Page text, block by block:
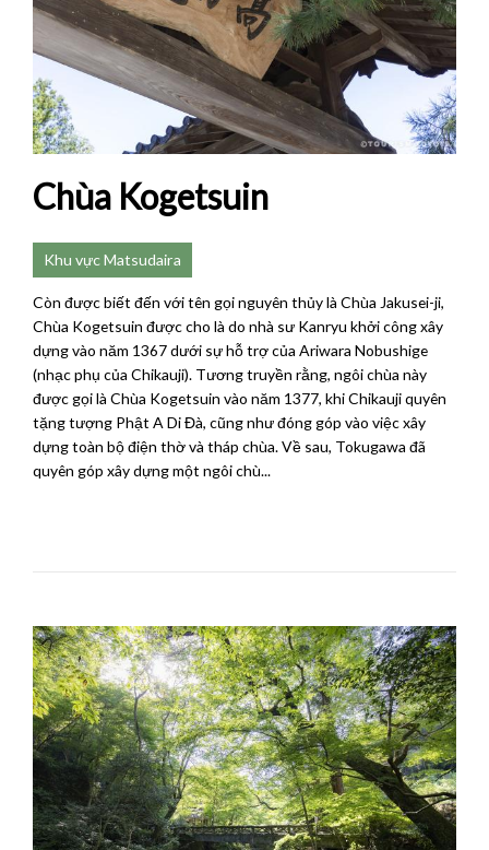
Chùa Kogetsuin
Khu vực Matsudaira
Còn được biết đến với tên gọi nguyên thủy là Chùa Jakusei-ji,
Chùa Kogetsuin được cho là do nhà sư Kanryu khởi công xây
dựng vào năm 1367 dưới sự hỗ trợ của Ariwara Nobushige
(nhạc phụ của Chikauji). Tương truyền rằng, ngôi chùa này
được gọi là Chùa Kogetsuin vào năm 1377, khi Chikauji quyên
tặng tượng Phật A Di Đà, cũng như đóng góp vào việc xây
dựng toàn bộ điện thờ và tháp chùa. Về sau, Tokugawa đã
quyên góp xây dựng một ngôi chù...